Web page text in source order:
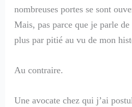
nombreuses portes se sont
Mais, pas parce que je parle
plus par pitié au vu de mon
Au contraire.
Une avocate chez qui j’ai